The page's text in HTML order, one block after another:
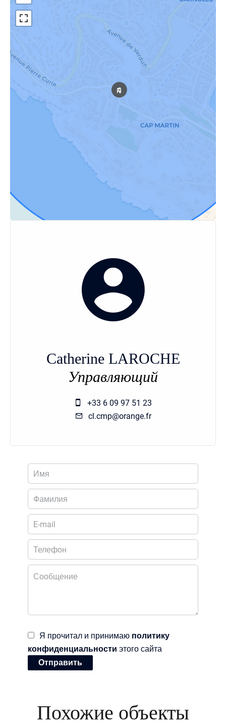
Catherine LAROCHE
Управляющий
+33 6 09 97 51 23
cl.cmp@orange.fr
Я прочитал и принимаю политику
конфиденциальности этого сайта
Отправить
Похожие объекты